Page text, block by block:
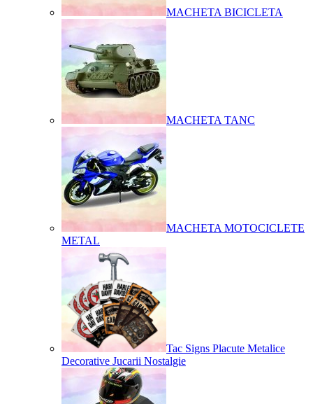
MACHETA BICICLETA
MACHETA TANC
MACHETA MOTOCICLETE
METAL
Tac Signs Placute Metalice
Decorative Jucarii Nostalgie